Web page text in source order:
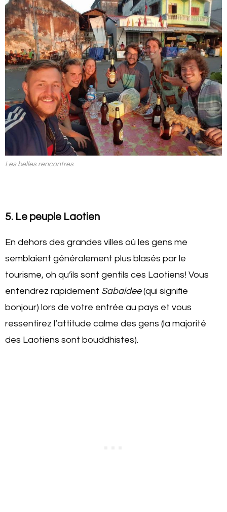
Les belles rencontres
5. Le peuple Laotien
En dehors des grandes villes où les gens me
semblaient généralement plus blasés par le
tourisme, oh qu’ils sont gentils ces Laotiens! Vous
entendrez rapidement Sabaidee(qui signifie
bonjour) lors de votre entrée au pays et vous
ressentirez l’attitude calme des gens (la majorité
des Laotiens sont bouddhistes).